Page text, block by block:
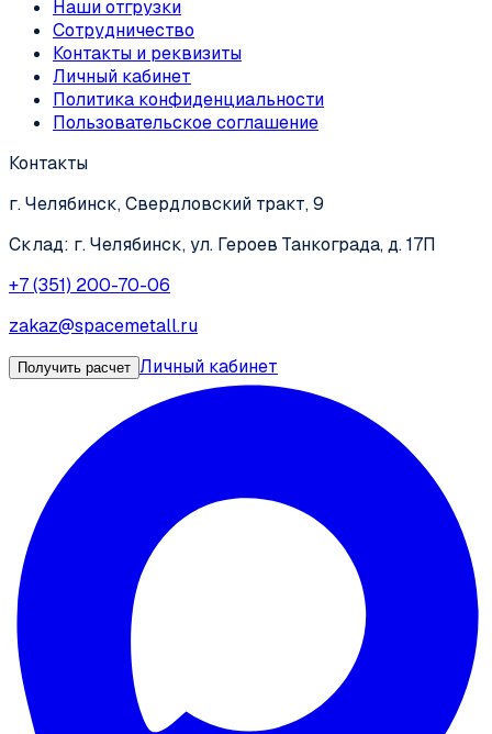
Наши отгрузки
Сотрудничество
Контакты и реквизиты
Личный кабинет
Политика конфиденциальности
Пользовательское соглашение
Контакты
г. Челябинск, Свердловский тракт, 9
Склад: г. Челябинск, ул. Героев Танкограда, д. 17П
+7 (351) 200-70-06
zakaz@spacemetall.ru
Получить расчет Личный кабинет